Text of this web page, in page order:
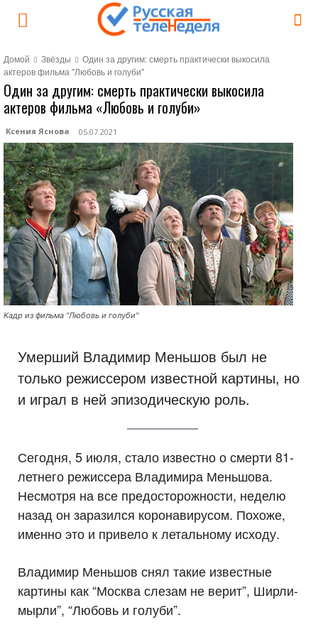
Домой Звёзды
Один за другим: смерть практически выкосила
актеров фильма "Любовь и голуби"
Один за другим: смерть практически выкосила
актеров фильма «Любовь и голуби»
Ксения Яснова 05.07.2021
Кадр из фильма "Любовь и голуби"
Умерший Владимир Меньшов был не
только режиссером известной картины, но
и играл в ней эпизодическую роль.
Сегодня, 5 июля, стало известно о смерти 81-
летнего режиссера Владимира Меньшова.
Несмотря на все предосторожности, неделю
назад он заразился коронавирусом. Похоже,
именно это и привело к летальному исходу.
Владимир Меньшов снял такие известные
картины как “Москва слезам не верит”, Ширли-
мырли”, “Любовь и голуби”.